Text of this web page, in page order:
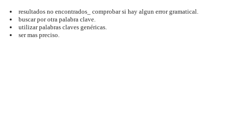
resultados no encontrados_ comprobar si hay algun error gramatical.
buscar por otra palabra clave.
utilizar palabras claves genéricas.
ser mas preciso.